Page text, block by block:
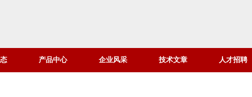
产品中心 企业风采 技术文章 人才招聘